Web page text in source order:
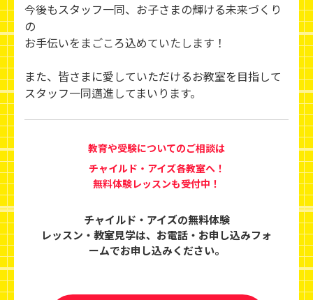
今後もスタッフ一同、お子さまの輝ける未来づくり
の
お手伝いをまごころ込めていたします！
また、皆さまに愛していただけるお教室を目指して
スタッフ一同邁進してまいります。
教育や受験についてのご相談は
チャイルド・アイズ各教室へ！
無料体験レッスンも受付中！
チャイルド・アイズの無料体験
レッスン・教室見学は、 お電話・お申し込みフォ
ームでお申し込みください。